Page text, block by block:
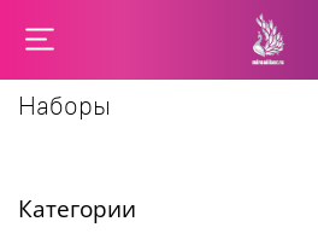
Наборы
Категории